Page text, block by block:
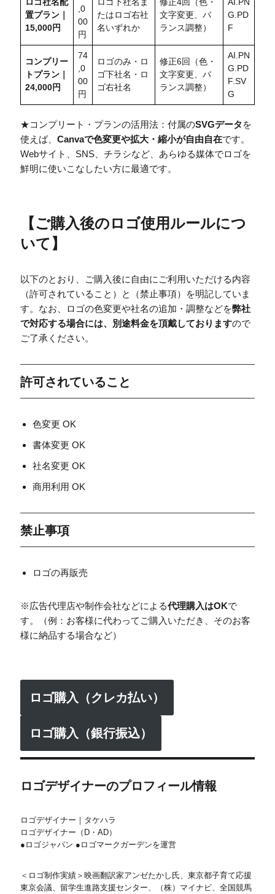
ロゴ社名配
置プラン｜
15,000円
,0
00
円
ロゴ下社名ま
たはロゴ右社
名いずれか
修正4回（色・
文字変更、バ
ランス調整）
AI.PN
G.PD
F
コンプリー
トプラン｜
24,000円
74
,0
00
円
ロゴのみ・ロ
ゴ下社名・ロ
ゴ右社名
修正6回（色・
文字変更、バ
ランス調整）
AI.PN
G.PD
F.SV
G
★コンプリート・プランの活用法：付属のSVGデータ を
使えば、 Canvaで色変更や拡大・縮小が自由自在です。
Webサイト、SNS、チラシなど、あらゆる媒体でロゴを
鮮明に使いこなしたい方に最適です。
【ご購入後のロゴ使用ルールにつ
いて 】
以下のとおり、ご購入後に自由にご利用いただける内容
（許可されていること）と（禁止事項）を明記していま
す。なお、ロゴの色変更や社名の追加・調整などを弊社
で対応する場合には、別途料金を頂戴しておりますので
ご了承ください。
許可されていること
色変更 OK
書体変更 OK
社名変更 OK
商用利用 OK
禁止事項
ロゴの再販売
※広告代理店や制作会社などによる代理購入はOKで
す。（例：お客様に代わってご購入いただき、そのお客
様に納品する場合など）
ロゴ購入（クレカ払い）
ロゴ購入（銀行振込）
ロゴデザイナーのプロフィール情報
ロゴデザイナー｜タケハラ
ロゴデザイナー（D・AD）
●ロゴジャパン ●ロゴマークガーデンを運営
＜ロゴ制作実績＞映画翻訳家アンゼたかし氏、東京都子育て応援
東京会議、留学生進路支援センター、（株）マイナビ、全国競馬